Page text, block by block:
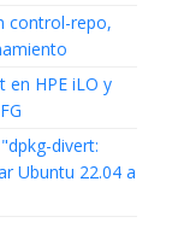
control-repo,
HPE iLO y
divert:
Ubuntu 22.04 a